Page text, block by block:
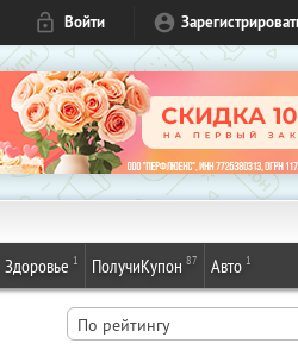
Войти
Здоровье 1 ПолучиКупон 87 Авто 1
По рейтингу